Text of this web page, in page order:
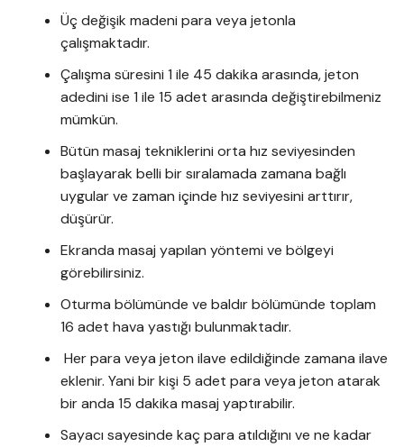
Üç değişik madeni para veya jetonla
çalışmaktadır.
Çalışma süresini 1 ile 45 dakika arasında, jeton
adedini ise 1 ile 15 adet arasında değiştirebilmeniz
mümkün.
Bütün masaj tekniklerini orta hız seviyesinden
başlayarak belli bir sıralamada zamana bağlı
uygular ve zaman içinde hız seviyesini arttırır,
düşürür.
Ekranda masaj yapılan yöntemi ve bölgeyi
görebilirsiniz.
Oturma bölümünde ve baldır bölümünde toplam
16 adet hava yastığı bulunmaktadır.
Her para veya jeton ilave edildiğinde zamana ilave
eklenir. Yani bir kişi 5 adet para veya jeton atarak
bir anda 15 dakika masaj yaptırabilir.
Sayacı sayesinde kaç para atıldığını ve ne kadar